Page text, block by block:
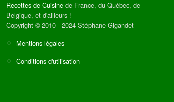
Recettes de Cuisine de France, du Québec, de
Belgique, et d'ailleurs !
Copyright © 2010 - 2024 Stéphane Gigandet
Mentions légales
Conditions d'utilisation